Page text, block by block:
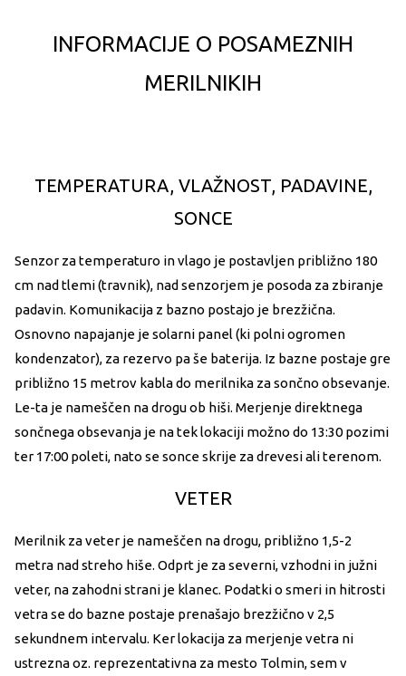
INFORMACIJE O POSAMEZNIH
MERILNIKIH
TEMPERATURA, VLAŽNOST, PADAVINE,
SONCE
Senzor za temperaturo in vlago je postavljen približno 180
cm nad tlemi (travnik), nad senzorjem je posoda za zbiranje
padavin. Komunikacija z bazno postajo je brezžična.
Osnovno napajanje je solarni panel (ki polni ogromen
kondenzator), za rezervo pa še baterija. Iz bazne postaje gre
približno 15 metrov kabla do merilnika za sončno obsevanje.
Le-ta je nameščen na drogu ob hiši. Merjenje direktnega
sončnega obsevanja je na tek lokaciji možno do 13:30 pozimi
ter 17:00 poleti, nato se sonce skrije za drevesi ali terenom.
VETER
Merilnik za veter je nameščen na drogu, približno 1,5-2
metra nad streho hiše. Odprt je za severni, vzhodni in južni
veter, na zahodni strani je klanec. Podatki o smeri in hitrosti
vetra se do bazne postaje prenašajo brezžično v 2,5
sekundnem intervalu. Ker lokacija za merjenje vetra ni
ustrezna oz. reprezentativna za mesto Tolmin, sem v